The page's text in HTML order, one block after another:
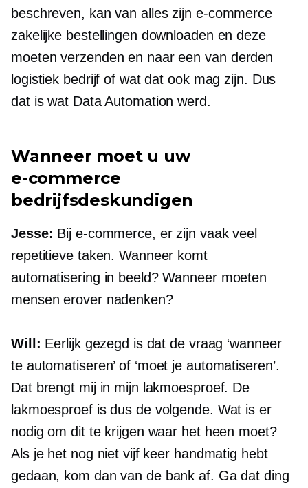
beschreven, kan van alles zijn e-commerce
zakelijke bestellingen downloaden en deze
moeten verzenden en naar eenvan derden
logistiek bedrijf of wat dat ook mag zijn. Dus
dat is wat Data Automation werd.
Wanneer moet u uw
e-commerce
bedrijfsdeskundigen
Jesse: Bij e-commerce, er zijn vaak veel
repetitieve taken. Wanneer komt
automatisering in beeld? Wanneer moeten
mensen erover nadenken?
Will: Eerlijk gezegd is dat de vraag ‘wanneer
te automatiseren’ of ‘moet je automatiseren’.
Dat brengt mij in mijn lakmoesproef. De
lakmoesproef is dus de volgende. Wat is er
nodig om dit te krijgen waar het heen moet?
Als je het nog niet vijf keer handmatig hebt
gedaan, kom dan van de bank af. Ga dat ding